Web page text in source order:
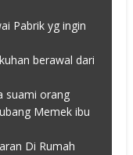
Pabrik yg ingin
berawal dari
suami orang
Memek ibu
Di Rumah